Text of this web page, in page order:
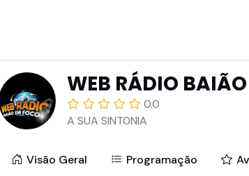
WEB RÁDIO
0.0
A SUA SINT0NIA
Visão Geral Programação